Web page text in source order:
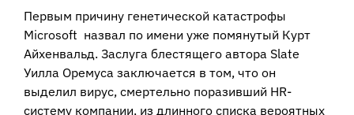
Первым причину генетической катастрофы
Microsoft назвал по имени уже помянутый Курт
Айхенвальд. Заслуга блестящего автора Slate
Уилла Оремуса заключается в том, что он
выделил вирус, смертельно поразивший HR-
систему компании, из длинного списка вероятных